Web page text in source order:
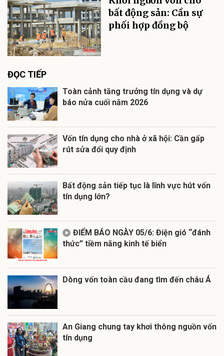
bất động sản: Cần sự
phối hợp đồng bộ
ĐỌC TIẾP
Toàn cảnh tăng trưởng tín dụng và dự
báo nửa cuối năm 2026
Vốn tín dụng cho nhà ở xã hội: Cần gấp
rút sửa đổi quy định
Bất động sản tiếp tục là lĩnh vực hút vốn
tín dụng lớn?
ĐIỂM BÁO NGÀY 05/6: Điện gió “đánh
thức” tiềm năng kinh tế biển
Dòng vốn toàn cầu đang tìm đến châu Á
An Giang chung tay khơi thông nguồn vốn
tín dụng